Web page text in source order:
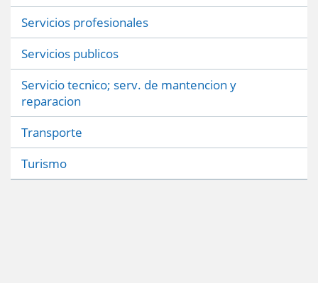
Servicios profesionales
Servicios publicos
Servicio tecnico; serv. de mantencion y
reparacion
Transporte
Turismo